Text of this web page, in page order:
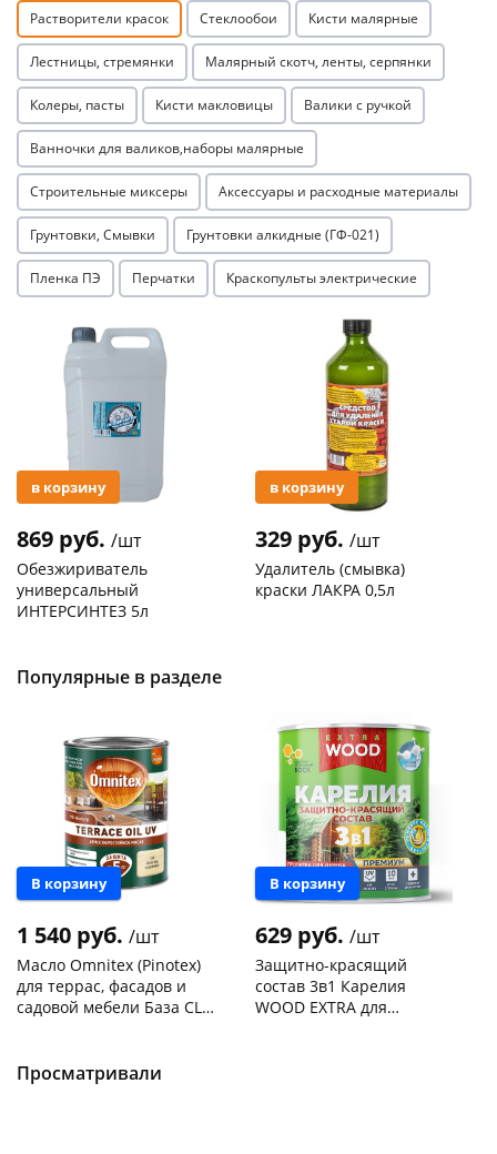
Растворители красок Стеклообои Кисти малярные
Лестницы, стремянки Малярный скотч, ленты, серпянки
Колеры, пасты Кисти макловицы Валики с ручкой
Ванночки для валиков,наборы малярные
Строительные миксеры Аксессуары и расходные материалы
Грунтовки, Смывки Грунтовки алкидные (ГФ-021)
Пленка ПЭ Перчатки Краскопульты электрические
Акция
в корзину
869 руб. /шт
Обезжириватель
универсальный
ИНТЕРСИНТЕЗ 5л
в корзину
329 руб. /шт
Удалитель (смывка)
краски ЛАКРА 0,5л
Популярные в разделе
Новинка
В корзину
1 540 руб. /шт
Масло Omnitex (Pinotex)
для террас, фасадов и
садовой мебели База CLR
В корзину
629 руб. /шт
Защитно-красящий
состав 3в1 Карелия
WOOD EXTRA для
Просматривали